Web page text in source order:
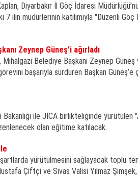
Diyarbakır İl Göç İdaresi
ilin müdürlerinin katılımıyla "Düzenli
Zeynep Güneş'i ağırladı
Belediye Başkanı Zeynep Güneş
başarıyla sürdüren Başkan Güneş’e
ile JİCA birlikteliğinde yürütülen
olan eğitime katılacak.
yürütülmesini sağlayacak toplu
Çiftçi ve Sivas Valisi Yılmaz Şimşek,